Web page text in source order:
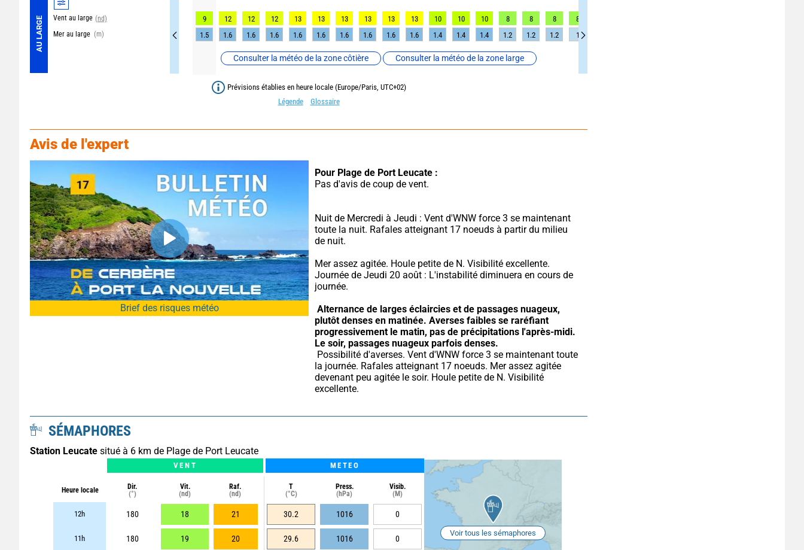
AU LARGE Vent au large (nd)
Mer au large (m)
Consulter la météo de la zone côtière Consulter la météo de la zone large
9 12 12 12 13 13 13 13 13 13 10 10 10 8 8 8 8
1.5
1.6 1.6 1.6 1.6 1.6 1.6 1.6 1.6 1.6 1.4 1.4 1.4 1.2 1.2 1.2 1
Prévisions établies en heure locale (Europe/Paris, UTC+02)
Légende
Glossaire
Avis de l'expert
Brief des risques météo
Pour Plage de Port Leucate :
Pas d'avis de coup de vent.
Nuit de Mercredi à Jeudi : Vent d'WNW force 3 se maintenant
toute la nuit. Rafales atteignant 17 noeuds à partir du milieu
de nuit.
Mer assez agitée. Houle petite de N. Visibilité excellente.
Journée de Jeudi 20 août : L'instabilité diminuera en cours de
journée.
Alternance de larges éclaircies et de passages nuageux,
plutôt denses en matinée. Averses faibles se raréfiant
progressivement le matin, pas de précipitations l'après-midi.
Le soir, passages nuageux parfois denses.
la journée. Rafales atteignant 17 noeuds. Mer assez agitée
devenant peu agitée le soir. Houle petite de N. Visibilité
excellente.
SÉMAPHORES
Station Leucate situé à 6 km de Plage de Port Leucate
VENT METEO
Heure locale
Dir.
(°)
Vit.
(nd)
Raf.
(nd)
T
(°C)
Press.
(hPa)
Visib.
(M)
12h 180 18 21 30.2 1016 0
11h 180 19 20 29.6 1016 0
Voir tous les sémaphores